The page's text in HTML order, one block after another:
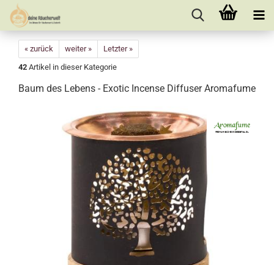
« zurück weiter »
Letzter »
42 Artikel in dieser Kategorie
Baum des Lebens - Exotic Incense Diffuser Aromafume